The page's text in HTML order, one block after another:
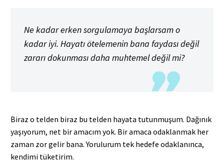
Ne kadar erken sorgulamaya başlarsam o
kadar iyi. Hayatı ötelemenin bana faydası değil
zararı dokunması daha muhtemel değil mi?
Biraz o telden biraz bu telden hayata tutunmuşum. Dağınık
yaşıyorum, net bir amacım yok. Bir amaca odaklanmak her
zaman zor gelir bana. Yorulurum tek hedefe odaklanınca,
kendimi tüketirim.